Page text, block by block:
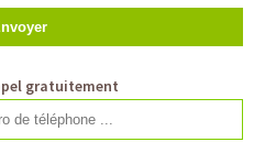
gratuitement